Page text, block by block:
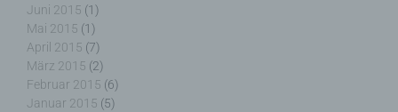
Juni 2015 (1)
Mai 2015 (1)
April 2015 (7)
März 2015 (2)
Februar 2015 (6)
Januar 2015 (5)
g) Verantwortlicher oder für die Verarbeitung
Verantwortlicher